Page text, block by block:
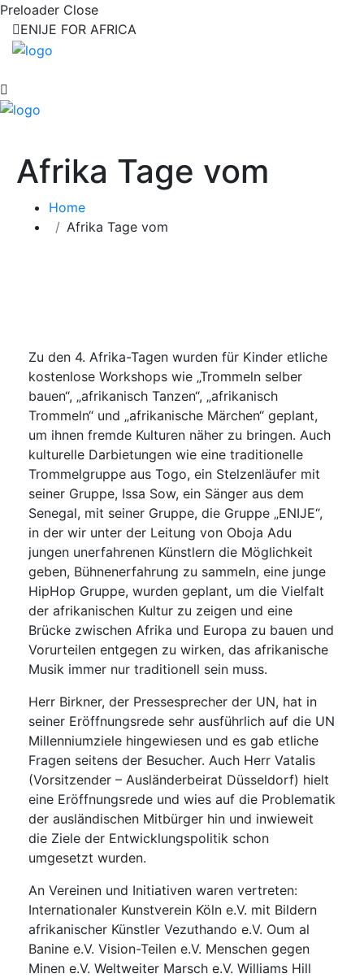
Preloader Close
ENIJE FOR AFRICA
Afrika Tage vom
Home
Afrika Tage vom
Zu den 4. Afrika-Tagen wurden für Kinder etliche
kostenlose Workshops wie „Trommeln selber
bauen“, „afrikanisch Tanzen“, „afrikanisch
Trommeln“ und „afrikanische Märchen“ geplant,
um ihnen fremde Kulturen näher zu bringen. Auch
kulturelle Darbietungen wie eine traditionelle
Trommelgruppe aus Togo, ein Stelzenläufer mit
seiner Gruppe, Issa Sow, ein Sänger aus dem
Senegal, mit seiner Gruppe, die Gruppe „ENIJE“,
in der wir unter der Leitung von Oboja Adu
jungen unerfahrenen Künstlern die Möglichkeit
geben, Bühnenerfahrung zu sammeln, eine junge
HipHop Gruppe, wurden geplant, um die Vielfalt
der afrikanischen Kultur zu zeigen und eine
Brücke zwischen Afrika und Europa zu bauen und
Vorurteilen entgegen zu wirken, das afrikanische
Musik immer nur traditionell sein muss.
Herr Birkner, der Pressesprecher der UN, hat in
seiner Eröffnungsrede sehr ausführlich auf die UN
Millenniumziele hingewiesen und es gab etliche
Fragen seitens der Besucher. Auch Herr Vatalis
(Vorsitzender – Ausländerbeirat Düsseldorf) hielt
eine Eröffnungsrede und wies auf die Problematik
der ausländischen Mitbürger hin und inwieweit
die Ziele der Entwicklungspolitik schon
umgesetzt wurden.
An Vereinen und Initiativen waren vertreten:
Internationaler Kunstverein Köln e.V. mit Bildern
afrikanischer Künstler Vezuthando e.V. Oum al
Banine e.V. Vision-Teilen e.V. Menschen gegen
Minen e.V. Weltweiter Marsch e.V. Williams Hill